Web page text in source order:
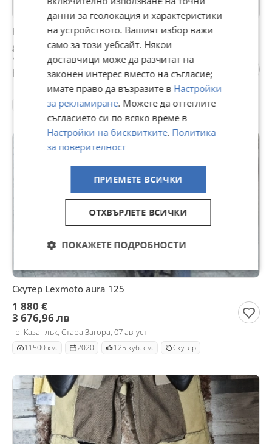
Honda Crf 1000 DCT
8 500 €
16 624,56 лв
Не се начислява ДДС
гр. Казанлък, Стара Загора, 07 август
72000 км. 2018 1000 куб. см. Турър
Скутер Lexmoto aura 125
1 880 €
3 676,96 лв
гр. Казанлък, Стара Загора, 07 август
11500 км. 2020 125 куб. см. Скутер
данни за геолокация и характеристики
на устройството. Вашият избор важи
само за този уебсайт. Някои
доставчици може да разчитат на
законен интерес вместо на съгласие;
имате право да възразите в Настройки
за рекламиране. Можете да оттеглите
съгласието си по всяко време в
Настройки на бисквитките. Политика
за поверителност
ПРИЕМЕТЕ ВСИЧКИ
ОТХВЪРЛЕТЕ ВСИЧКИ
ПОКАЖЕТЕ ПОДРОБНОСТИ